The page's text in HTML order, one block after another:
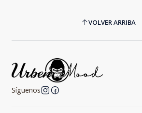
VOLVER ARRIBA
Síguenos